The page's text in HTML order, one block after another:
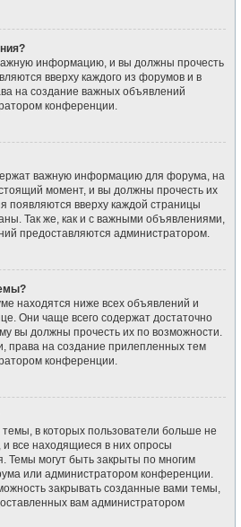
информацию, и вы должны прочесть
вверху каждого из форумов и в
на создание важных объявлений
конференции.
важную информацию для форума, на
момент, и вы должны прочесть их
появляются вверху каждой страницы
Так же, как и с важными объявлениями,
предоставляются администратором.
находятся ниже всех объявлений и
Они чаще всего содержат достаточно
вы должны прочесть их по возможности.
права на создание прилепленных тем
конференции.
в которых пользователи больше не
и все находящиеся в них опросы
Темы могут быть закрыты по многим
или администратором конференции.
закрывать созданные вами темы,
вам администратором